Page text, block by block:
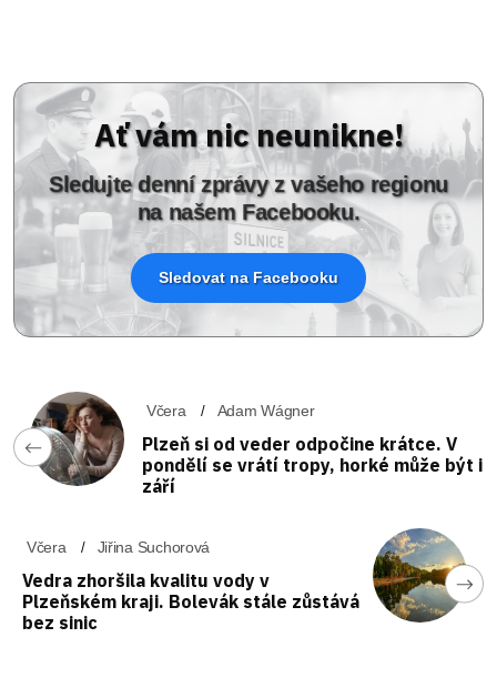
Ať vám nic neunikne!
Sledujte denní zprávy z vašeho regionu
na našem Facebooku.
Sledovat na Facebooku
Včera Adam Wágner
Plzeň si od veder odpočine krátce. V
pondělí se vrátí tropy, horké může být i
září
Včera Jiřina Suchorová
Vedra zhoršila kvalitu vody v
Plzeňském kraji. Bolevák stále zůstává
bez sinic